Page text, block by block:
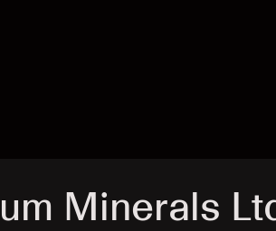
Minerals